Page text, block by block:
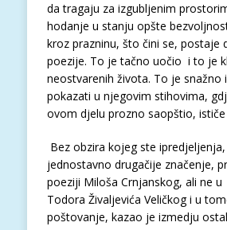
da tragaju za izgubljenim
hodanje u stanju opšte
kroz prazninu, što čini se,
poezije. To je tačno uočio i to je
neostvarenih života. To je
pokazati u njegovim stihovima,
ovom djelu prozno saopštio, ističe
Bez obzira kojeg ste
jednostavno drugačije značenje,
poeziji Miloša Crnjanskog, ali ne
Todora Živaljevića Veličkog i u
poštovanje, kazao je izmedju